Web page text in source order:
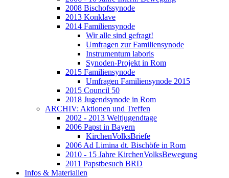
2008 Bischofssynode
2013 Konklave
2014 Familiensynode
Wir alle sind gefragt!
Umfragen zur Familiensynode
Instrumentum laboris
Synoden-Projekt in Rom
2015 Familiensynode
Umfragen Familiensynode 2015
2015 Council 50
2018 Jugendsynode in Rom
ARCHIV: Aktionen und Treffen
2002 - 2013 Weltjugendtage
2006 Papst in Bayern
KirchenVolksBriefe
2006 Ad Limina dt. Bischöfe in Rom
2010 - 15 Jahre KirchenVolksBewegung
2011 Papstbesuch BRD
Infos & Materialien